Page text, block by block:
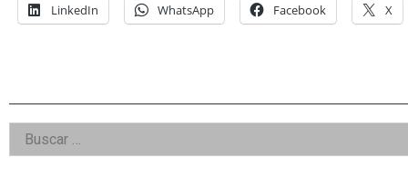
LinkedIn WhatsApp Facebook X
Right
Asides
Buscar: